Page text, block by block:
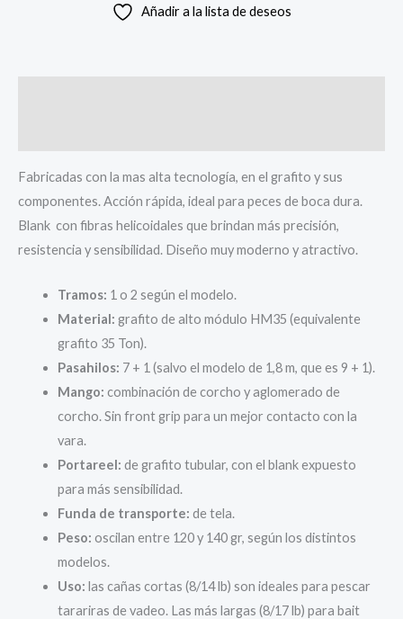
Añadir a la lista de deseos
Fabricadas con la mas alta tecnología, en el grafito y sus
componentes. Acción rápida, ideal para peces de boca dura.
Blank con fibras helicoidales que brindan más precisión,
resistencia y sensibilidad. Diseño muy moderno y atractivo.
Tramos: 1 o 2 según el modelo.
Material: grafito de alto módulo HM35 (equivalente
grafito 35 Ton).
Pasahilos: 7 + 1 (salvo el modelo de 1,8 m, que es 9 + 1).
Mango: combinación de corcho y aglomerado de
corcho. Sin front grip para un mejor contacto con la
vara.
Portareel: de grafito tubular, con el blank expuesto
para más sensibilidad.
Funda de transporte: de tela.
Peso: oscilan entre 120 y 140 gr, según los distintos
modelos.
Uso: las cañas cortas (8/14 lb) son ideales para pescar
tarariras de vadeo. Las más largas (8/17 lb) para bait